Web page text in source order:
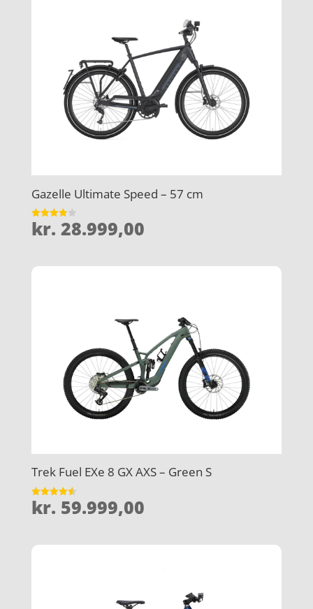
Gazelle Ultimate Speed – 57 cm
Vurderet
3.9
kr. 28.999,00
Trek Fuel EXe 8 GX AXS – Green S
Vurderet
4.6
kr. 59.999,00